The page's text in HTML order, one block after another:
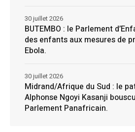
BUTEMBO : le Parlement
des enfants aux mesures de
Ebola.
30 juillet 2026
Midrand/Afrique du Sud : le
Alphonse Ngoyi Kasanji
Parlement Panafricain.
30 juillet 2026